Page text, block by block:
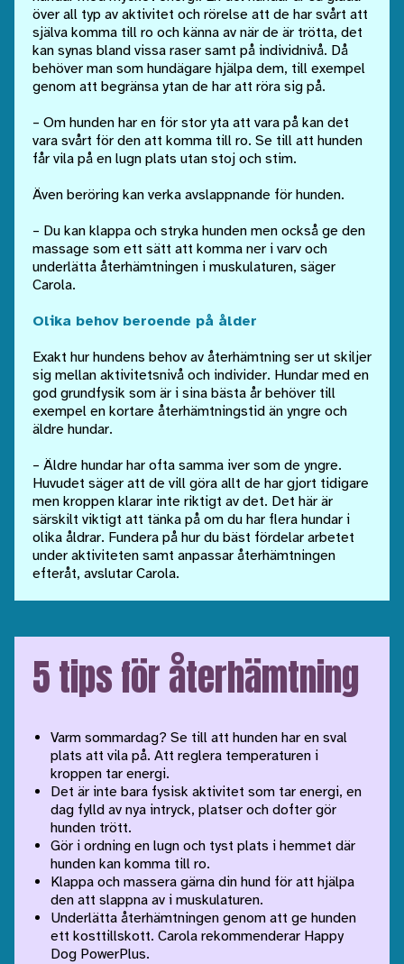
över all typ av aktivitet och rörelse att de har svårt att
själva komma till ro och känna av när de är trötta, det
kan synas bland vissa raser samt på individnivå. Då
behöver man som hundägare hjälpa dem, till exempel
genom att begränsa ytan de har att röra sig på.
– Om hunden har en för stor yta att vara på kan det
vara svårt för den att komma till ro. Se till att hunden
får vila på en lugn plats utan stoj och stim.
Även beröring kan verka avslappnande för hunden.
– Du kan klappa och stryka hunden men också ge den
massage som ett sätt att komma ner i varv och
underlätta återhämtningen i muskulaturen, säger
Carola.
Olika behov beroende på ålder
Exakt hur hundens behov av återhämtning ser ut skiljer
sig mellan aktivitetsnivå och individer. Hundar med en
god grundfysik som är i sina bästa år behöver till
exempel en kortare återhämtningstid än yngre och
äldre hundar.
– Äldre hundar har ofta samma iver som de yngre.
Huvudet säger att de vill göra allt de har gjort tidigare
men kroppen klarar inte riktigt av det. Det här är
särskilt viktigt att tänka på om du har flera hundar i
olika åldrar. Fundera på hur du bäst fördelar arbetet
under aktiviteten samt anpassar återhämtningen
efteråt, avslutar Carola.
5 tips för återhämtning
Varm sommardag? Se till att hunden har en sval
plats att vila på. Att reglera temperaturen i
kroppen tar energi.
Det är inte bara fysisk aktivitet som tar energi, en
dag fylld av nya intryck, platser och dofter gör
hunden trött.
Gör i ordning en lugn och tyst plats i hemmet där
hunden kan komma till ro.
Klappa och massera gärna din hund för att hjälpa
den att slappna av i muskulaturen.
Underlätta återhämtningen genom att ge hunden
ett kosttillskott. Carola rekommenderar Happy
Dog PowerPlus.